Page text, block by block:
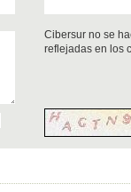
Cibersur no se
reflejadas en los